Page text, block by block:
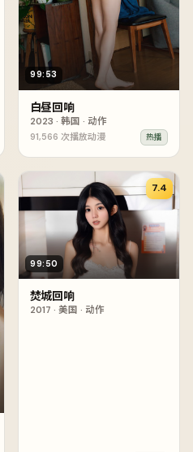
99:53
白昼回响
2023 · 韩国 · 动作
91,566 次播放动漫 热播
99:50
7.4
焚城回响
2017 · 美国 · 动作